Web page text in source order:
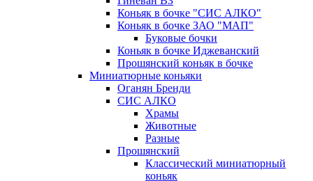
Коньяк в бочке "СИС АЛКО"
Коньяк в бочке ЗАО "МАП"
Буковые бочки
Коньяк в бочке Иджеванский
Прошянский коньяк в бочке
Миниатюрные коньяки
Оганян Бренди
СИС АЛКО
Храмы
Животные
Разные
Прошянский
Классический миниатюрный
коньяк